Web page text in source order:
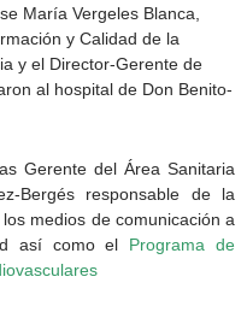
María Vergeles Blanca,
y Calidad de la
y el Director-Gerente de
al hospital de Don Benito-
Gerente del Área Sanitaria
Bergés responsable de la
medios de comunicación a
así como el Programa de